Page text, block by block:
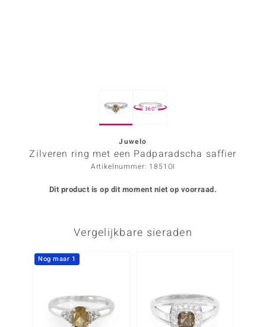
360°
Juwelo
Zilveren ring met een Padparadscha saffier
Artikelnummer: 1851OI
Dit product is op dit moment niet op voorraad.
Vergelijkbare sieraden
Nog maar 1